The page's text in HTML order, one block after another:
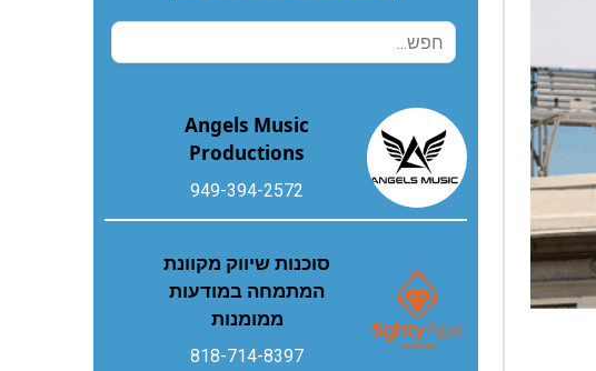
Angels Music
Productions
949-394-2572
סוכנות שיווק מקוונת
המתמחה במודעות
ממומנות
818-714-8397